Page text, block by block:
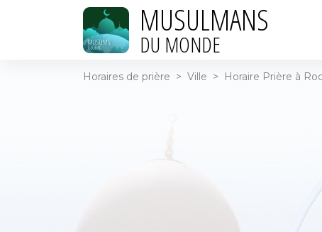
MUSULMANS
DU MONDE
Horaires de prière > Ville > Horaire Prière à